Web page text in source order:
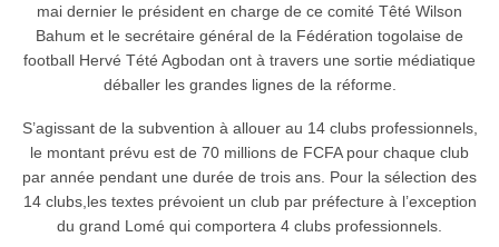
mai dernier le président en charge de ce comité Têté Wilson
Bahum et le secrétaire général de la Fédération togolaise de
football Hervé Tété Agbodan ont à travers une sortie médiatique
déballer les grandes lignes de la réforme.
S’agissant de la subvention à allouer au 14 clubs professionnels,
le montant prévu est de 70 millions de FCFA pour chaque club
par année pendant une durée de trois ans. Pour la sélection des
14 clubs,les textes prévoient un club par préfecture à l’exception
du grand Lomé qui comportera 4 clubs professionnels.